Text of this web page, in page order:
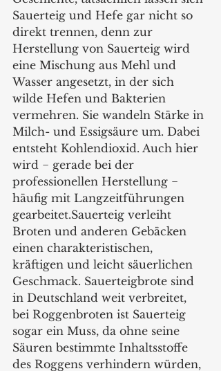
Sauerteig und Hefe gar nicht so
direkt trennen, denn zur
Herstellung von Sauerteig wird
eine Mischung aus Mehl und
Wasser angesetzt, in der sich
wilde Hefen und Bakterien
vermehren. Sie wandeln Stärke in
Milch- und Essigsäure um. Dabei
entsteht Kohlendioxid. Auch hier
wird − gerade bei der
professionellen Herstellung −
häufig mit Langzeitführungen
gearbeitet.Sauerteig verleiht
Broten und anderen Gebäcken
einen charakteristischen,
kräftigen und leicht säuerlichen
Geschmack. Sauerteigbrote sind
in Deutschland weit verbreitet,
bei Roggenbroten ist Sauerteig
sogar ein Muss, da ohne seine
Säuren bestimmte Inhaltsstoffe
des Roggens verhindern würden,